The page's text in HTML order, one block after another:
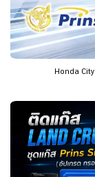
Honda